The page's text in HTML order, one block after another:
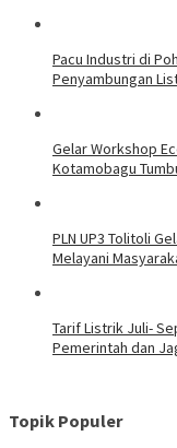
Pacu Industri di
Penyambungan
Gelar Workshop
Kotamobagu
PLN UP3 Tolitoli
Melayani
Tarif Listrik Juli-
Pemerintah dan
Topik Populer